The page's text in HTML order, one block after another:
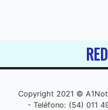
Copyright 2021 ©
- Teléfono: (54) 011